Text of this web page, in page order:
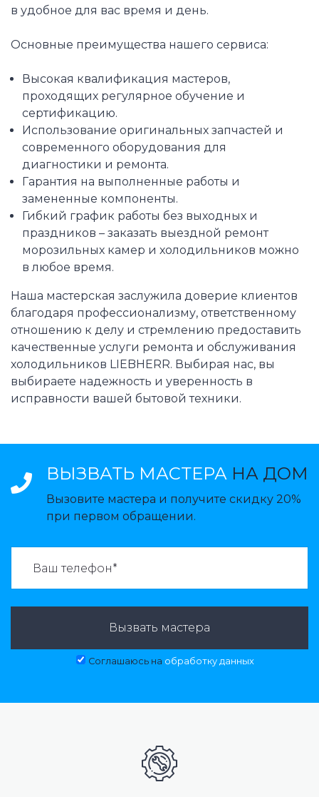
в удобное для вас время и день.
Основные преимущества нашего сервиса:
Высокая квалификация мастеров,
проходящих регулярное обучение и
сертификацию.
Использование оригинальных запчастей и
современного оборудования для
диагностики и ремонта.
Гарантия на выполненные работы и
замененные компоненты.
Гибкий график работы без выходных и
праздников – заказать выездной ремонт
морозильных камер и холодильников можно
в любое время.
Наша мастерская заслужила доверие клиентов
благодаря профессионализму, ответственному
отношению к делу и стремлению предоставить
качественные услуги ремонта и обслуживания
холодильников LIEBHERR. Выбирая нас, вы
выбираете надежность и уверенность в
исправности вашей бытовой техники.
ВЫЗВАТЬ МАСТЕРА НА ДОМ
Вызовите мастера и получите скидку 20%
при первом обращении.
Вызвать мастера
Соглашаюсь на обработку данных